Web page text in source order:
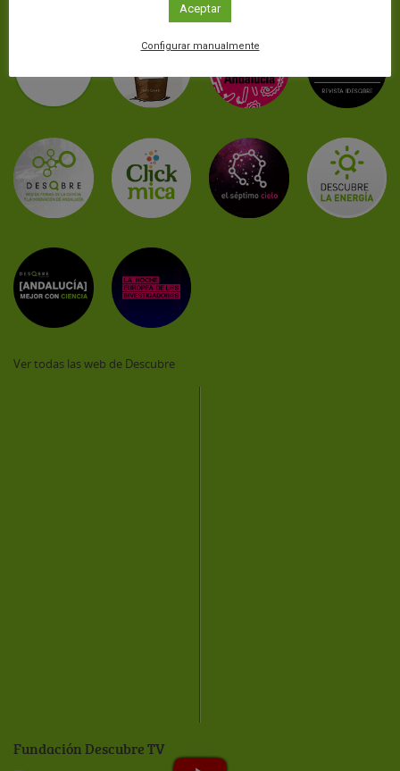
Ver todas las web de Descubre
Fundación Descubre TV
Aceptar
Configurar manualmente